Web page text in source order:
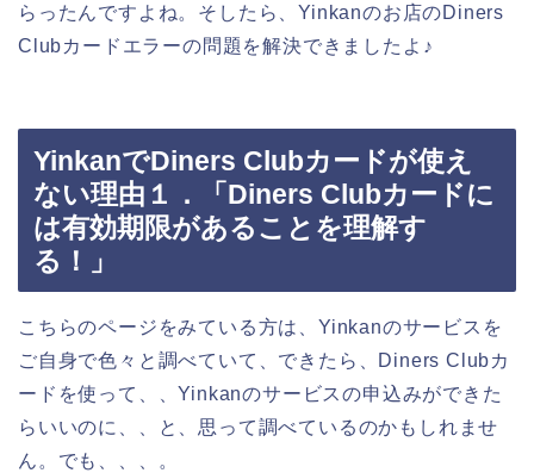
らったんですよね。そしたら、Yinkanのお店のDiners
Clubカードエラーの問題を解決できましたよ♪
YinkanでDiners Clubカードが使え
ない理由１．「Diners Clubカードに
は有効期限があることを理解す
る！」
こちらのページをみている方は、Yinkanのサービスを
ご自身で色々と調べていて、できたら、Diners Clubカ
ードを使って、、Yinkanのサービスの申込みができた
らいいのに、、と、思って調べているのかもしれませ
ん。でも、、、。